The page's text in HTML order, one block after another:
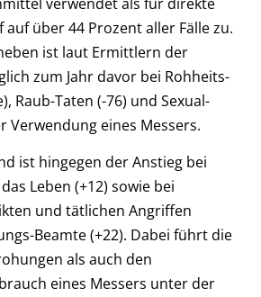
über 44 Prozent aller Fälle zu.
ist laut Ermittlern der
zum Jahr davor bei Rohheits-
Raub-Taten (-76) und Sexual-
Verwendung eines Messers.
ist hingegen der Anstieg bei
Leben (+12) sowie bei
und tätlichen Angriffen
Beamte (+22). Dabei führt die
als auch den
eines Messers unter der